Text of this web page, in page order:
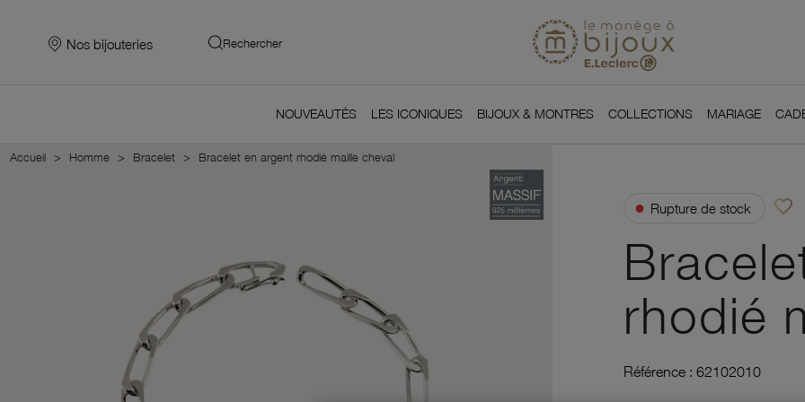
Nos bijouteries Rechercher
NOUVEAUTÉS LES ICONIQUES BIJOUX & MONTRES COLLECTIONS MARIAGE
Accueil Homme Bracelet Bracelet en argent rhodié maille cheval
● Rupture de stock favorite_border
rhodié
Référence : 62102010